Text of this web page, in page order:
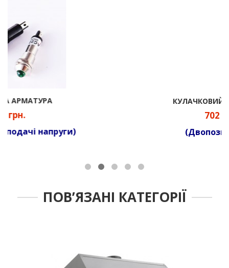
ПОВ’ЯЗАНІ КАТЕГОРІЇ